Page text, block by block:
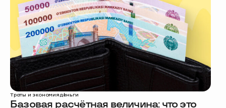
Траты и экономияденьги
Базовая расчётная величина: что это